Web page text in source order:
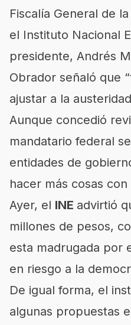
Fiscalía General de
el Instituto Nacional
presidente, Andrés
Obrador señaló que
ajustar a la
Aunque concedió
mandatario federal
entidades de
hacer más cosas
Ayer, el INE advirtió
millones de pesos,
esta madrugada por
en riesgo a la
De igual forma, el
algunas propuestas